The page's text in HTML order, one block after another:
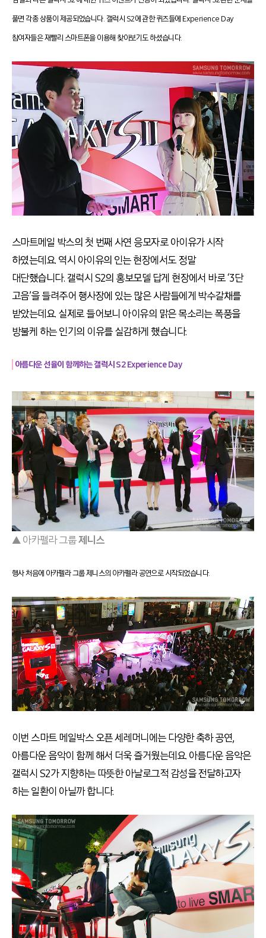
풀면 각종 상품이 제공되었습니다. 갤럭시 S2에 관한 퀴즈들에 Experience Day
참여자들은 재빨리 스마트폰을 이용해 찾아보기도 하셨습니다.
스마트메일 박스의 첫 번째 사연 응모자로 아이유가 시작
하였는데요. 역시 아이유의 인는 현장에서도 정말
대단했습니다. 갤럭시 S2의 홍보모델 답게 현장에서 바로 ‘3단
고음’을 들려주어 행사장에 있는 많은 사람들에게 박수갈채를
받았는데요. 실제로 들어보니 아이유의 맑은 목소리는 폭풍을
방불케 하는 인기의 이유를 실감하게 했습니다.
아름다운 선율이 함께하는 갤럭시 S2 Experience Day
▲ 아카펠라 그룹제니스
행사 처음에 아카펠라 그룹 제니스의 아카펠라 공연으로 시작되었습니다.
이번 스마트 메일박스 오픈 세레머니에는 다양한 축하 공연,
아름다운 음악이 함께 해서 더욱 즐거웠는데요. 아름다운 음악은
갤럭시 S2가 지향하는 따뜻한 아날로그적 감성을 전달하고자
하는 일환이 아닐까 합니다.